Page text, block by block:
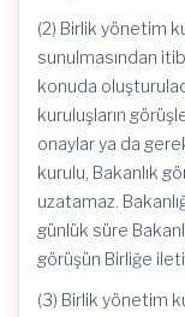
(2) Birlik yönetim
sunulmasından
konuda
kuruluşların
onaylar ya da
kurulu, Bakanlık
uzatamaz.
günlük süre
görüşün Birliğe
(3) Birlik yönetim